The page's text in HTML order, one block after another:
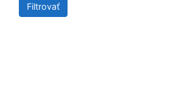
Filtrovať